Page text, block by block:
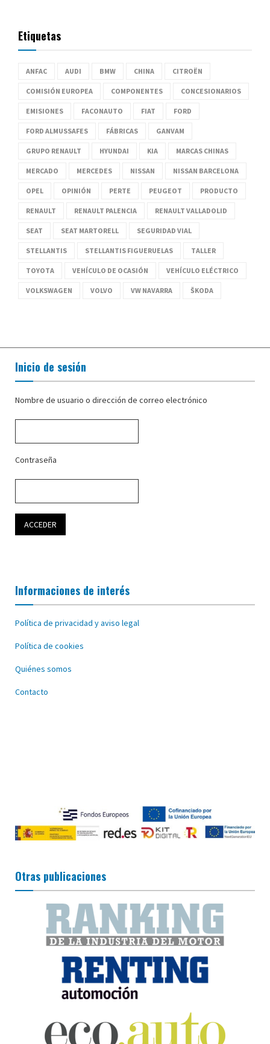
Etiquetas
ANFAC AUDI BMW CHINA CITROËN
COMISIÓN EUROPEA COMPONENTES CONCESIONARIOS
EMISIONES FACONAUTO FIAT FORD
FORD ALMUSSAFES FÁBRICAS GANVAM
GRUPO RENAULT HYUNDAI KIA MARCAS CHINAS
MERCADO MERCEDES NISSAN NISSAN BARCELONA
OPEL OPINIÓN PERTE PEUGEOT PRODUCTO
RENAULT RENAULT PALENCIA RENAULT VALLADOLID
SEAT SEAT MARTORELL SEGURIDAD VIAL
STELLANTIS STELLANTIS FIGUERUELAS TALLER
TOYOTA VEHÍCULO DE OCASIÓN VEHÍCULO ELÉCTRICO
VOLKSWAGEN VOLVO VW NAVARRA ŠKODA
Inicio de sesión
Nombre de usuario o dirección de correo electrónico
Contraseña
Informaciones de interés
Política de privacidad y aviso legal
Política de cookies
Quiénes somos
Contacto
Otras publicaciones